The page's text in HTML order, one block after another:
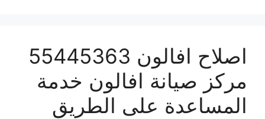
اصلاح افالون 55445363
مركز صيانة افالون خدمة
المساعدة على الطريق